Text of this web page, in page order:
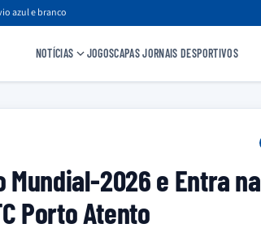
azul e branco
NOTÍCIAS JOGOSCAPAS JORNAIS DESPORTIVOS
2026 e Entra na
Porto Atento